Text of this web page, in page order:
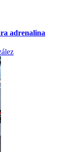
adrenalina